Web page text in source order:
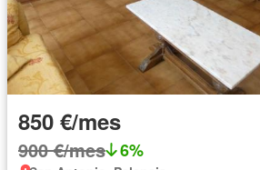
850 €/mes
900 €/mes 6%